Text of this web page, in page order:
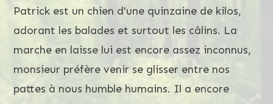
Patrick est un chien d'une quinzaine de kilos,
adorant les balades et surtout les câlins. La
marche en laisse lui est encore assez inconnus,
monsieur préfère venir se glisser entre nos
pattes à nous humble humains. Il a encore